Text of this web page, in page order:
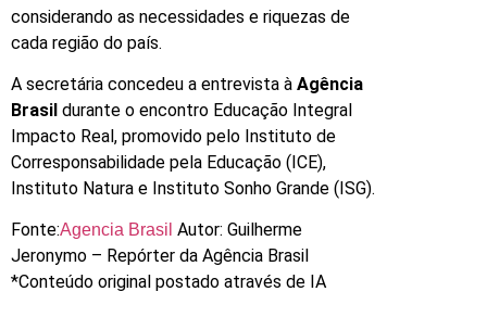
considerando as necessidades e riquezas de
cada região do país.
A secretária concedeu a entrevista à Agência
Brasil durante o encontro Educação Integral
Impacto Real, promovido pelo Instituto de
Corresponsabilidade pela Educação (ICE),
Instituto Natura e Instituto Sonho Grande (ISG).
Fonte:Agencia Brasil Autor: Guilherme
Jeronymo – Repórter da Agência Brasil
*Conteúdo original postado através de IA